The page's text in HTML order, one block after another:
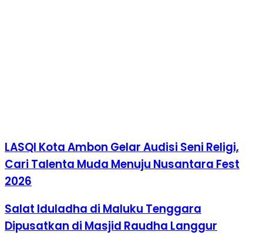
LASQI Kota Ambon Gelar Audisi Seni Religi,
Cari Talenta Muda Menuju Nusantara Fest
2026
Salat Iduladha di Maluku Tenggara
Dipusatkan di Masjid Raudha Langgur